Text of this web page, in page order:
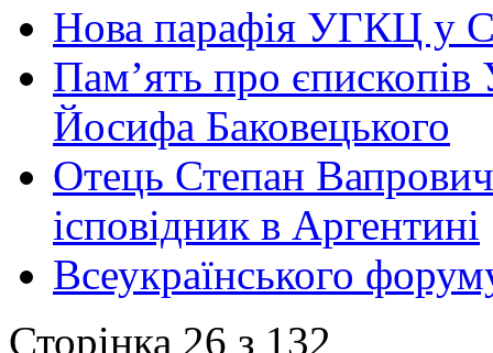
Нова парафія УГКЦ у
Пам’ять про
Йосифа Баковецького
Отець Степан
ісповідник в Аргентині
Всеукраїнського
Сторінка 26 з 132